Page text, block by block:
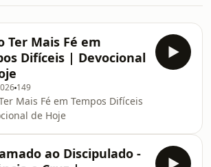
Ter Mais Fé em
Difíceis | Devocional
149
Mais Fé em Tempos Difíceis
de Hoje
ao Discipulado -